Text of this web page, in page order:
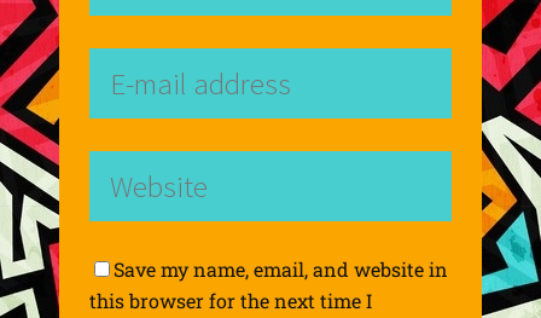
Save my name, email, and website in
this browser for the next time I